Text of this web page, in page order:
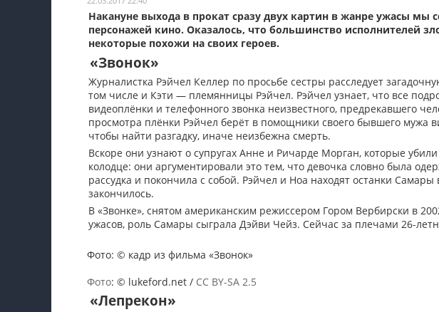
Мои материалы
Мои места
Моя личная афиша
Перечитать
Накануне выхода в прокат сразу двух картин в жанре ужасы мы
персонажей кино. Оказалось, что большинство исполнителей
некоторые похожи на своих героев.
«Звонок»
Журналистка Рэйчел Келлер по просьбе сестры расследует
том числе и Кэти — племянницы Рэйчел. Рэйчел узнает, что все
видеоплёнки и телефонного звонка неизвестного, предрекавшего
просмотра плёнки Рэйчел берёт в помощники своего бывшего мужа
чтобы найти разгадку, иначе неизбежна смерть.
Вскоре они узнают о супругах Анне и Ричарде Морган, которые
колодце: они аргументировали это тем, что девочка словно была
рассудка и покончила с собой. Рэйчел и Ноа находят останки
закончилось.
В «Звонке», снятом американским режиссером Гором Вербирски в
ужасов, роль Самары сыграла Дэйви Чейз. Сейчас за плечами 26-
Фото: © кадр из фильма «Звонок»
Фото: © lukeford.net / CC BY-SA 2.5
«Лепрекон»